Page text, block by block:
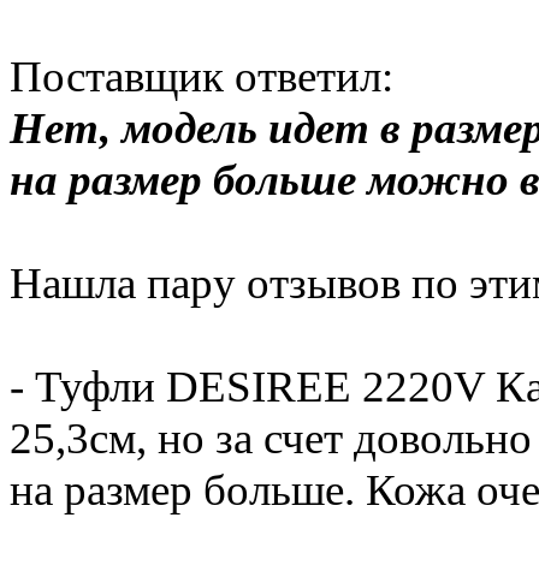
Поставщик ответил:
Нет, модель идет в
на размер больше можно
Нашла пару отзывов по
- Туфли DESIREE 2220V
25,3см, но за счет
на размер больше. Кожа